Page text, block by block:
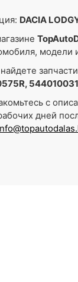
DACIA
модели
с
дней